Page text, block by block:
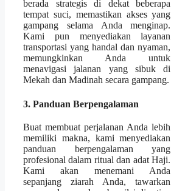
berada strategis di dekat beberapa
tempat suci, memastikan akses yang
gampang selama Anda menginap.
Kami pun menyediakan layanan
transportasi yang handal dan nyaman,
memungkinkan Anda untuk
menavigasi jalanan yang sibuk di
Mekah dan Madinah secara gampang.
3. Panduan Berpengalaman
Buat membuat perjalanan Anda lebih
memiliki makna, kami menyediakan
panduan berpengalaman yang
profesional dalam ritual dan adat Haji.
Kami akan menemani Anda
sepanjang ziarah Anda, tawarkan